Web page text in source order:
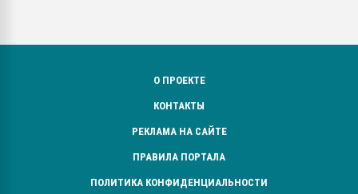
О ПРОЕКТЕ
КОНТАКТЫ
РЕКЛАМА НА САЙТЕ
ПРАВИЛА ПОРТАЛА
ПОЛИТИКА КОНФИДЕНЦИАЛЬНОСТИ